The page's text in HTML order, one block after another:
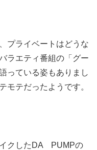
プライベートはどうな
ラエティ番組の「グー
っている姿もありまし
モテだったようです。
クしたDA PUMPの